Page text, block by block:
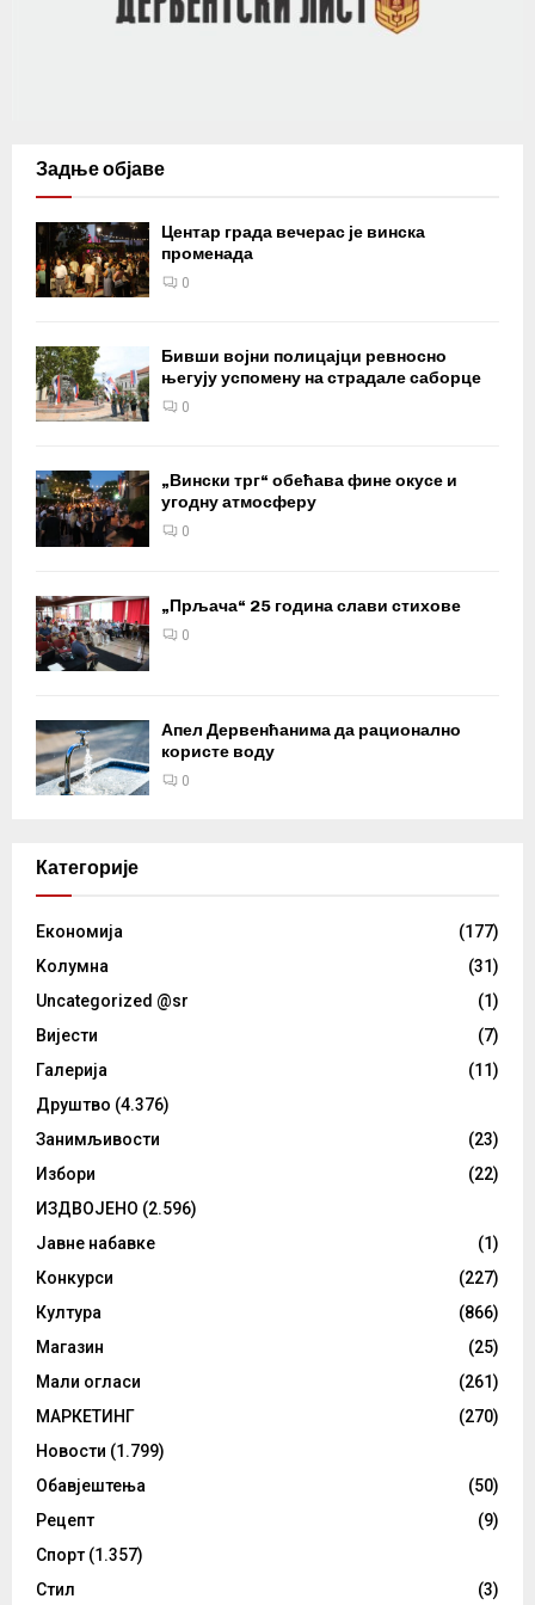
Задње објаве
Центар града вечерас је винска
променада
0
Бивши војни полицајци ревносно
његују успомену на страдале саборце
0
„Вински трг“ обећава фине окусе и
угодну атмосферу
0
„Прљача“ 25 година слави стихове
0
Апел Дервенћанима да рационално
користе воду
0
Категорије
Eкономија
(177)
Kолумнa
(31)
Uncategorized @sr
(1)
Вијести
(7)
Галерија
(11)
Друштво (4.376)
Занимљивости
(23)
Избори
(22)
ИЗДВОЈЕНО (2.596)
Јавне набавке
(1)
Конкурси
(227)
Култура
(866)
Магазин
(25)
Мали огласи
(261)
МАРКЕТИНГ
(270)
Новости (1.799)
Обавјештења
(50)
Рецепт
(9)
Спорт (1.357)
Стил
(3)